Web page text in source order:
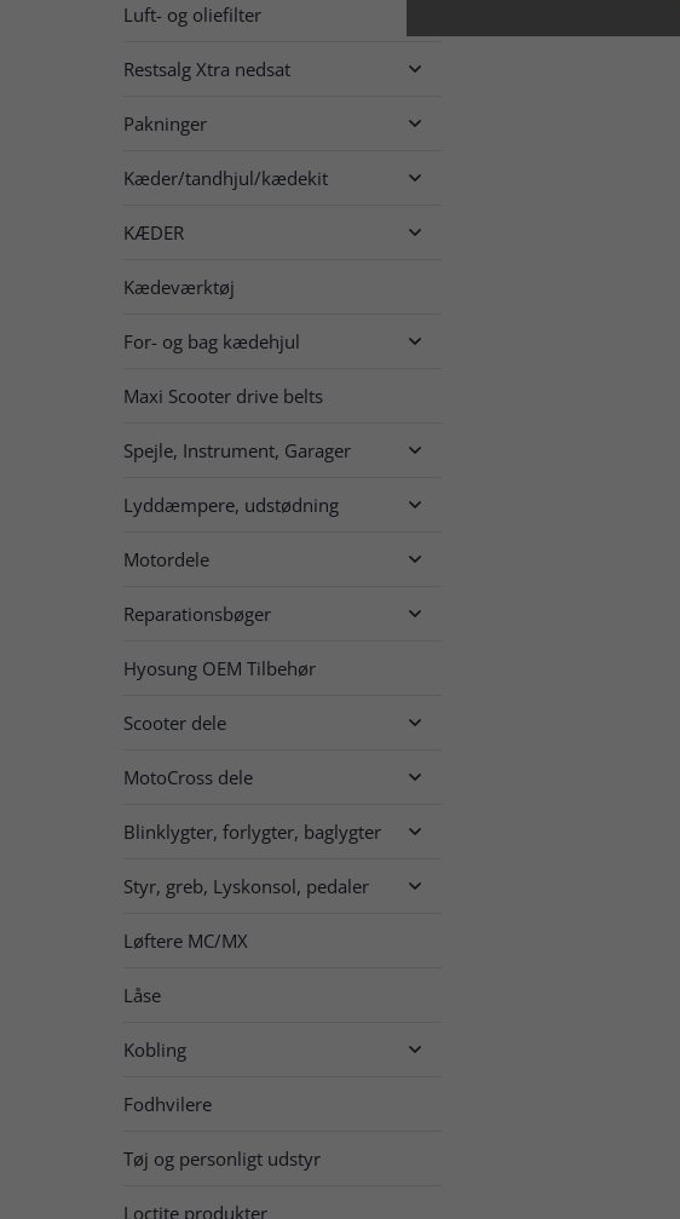
Luft- og oliefilter
Restsalg Xtra nedsat 
Pakninger 
Kæder/tandhjul/kædekit 
KÆDER 
Kædeværktøj
For- og bag kædehjul 
Maxi Scooter drive belts
Spejle, Instrument, Garager 
Lyddæmpere, udstødning 
Motordele 
Reparationsbøger 
Hyosung OEM Tilbehør
Scooter dele 
MotoCross dele 
Blinklygter, forlygter, baglygter 
Styr, greb, Lyskonsol, pedaler 
Løftere MC/MX
Låse
Kobling 
Fodhvilere
Tøj og personligt udstyr
Loctite produkter